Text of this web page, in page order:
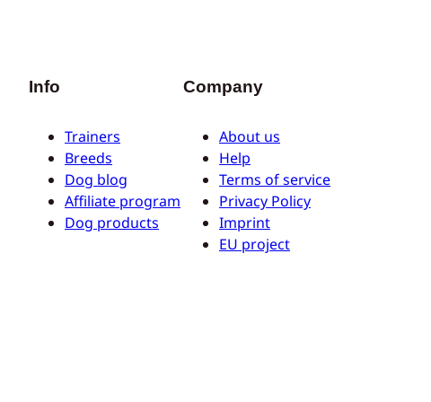
Info
Trainers
Breeds
Dog blog
Affiliate program
Dog products
Company
About us
Help
Terms of service
Privacy Policy
Imprint
EU project